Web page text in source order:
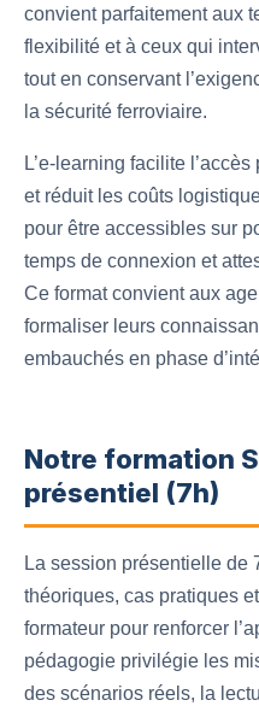
convient parfaitement aux
flexibilité et à ceux qui
tout en conservant
la sécurité ferroviaire.
L’e-learning facilite
et réduit les coûts
pour être accessibles sur
temps de connexion et
Ce format convient aux
formaliser leurs
embauchés en phase
Notre formation
présentiel (7h)
La session présentielle de
théoriques, cas pratiques
formateur pour renforcer
pédagogie privilégie les
des scénarios réels, la